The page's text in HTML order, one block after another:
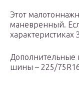
Этот
маневренный.
Дополнительные
шины – 225/